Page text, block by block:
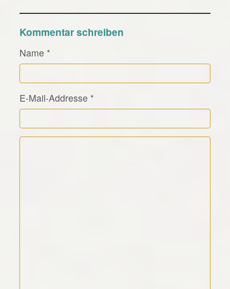
Kommentar schreiben
Name *
E-Mail-Addresse *
Kommentar Text